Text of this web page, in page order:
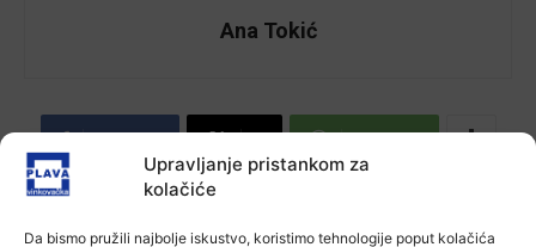
Upravljanje pristankom za
kolačiće
Da bismo pružili najbolje iskustvo, koristimo tehnologije poput kolačića
Ana Tokić
Facebook X WhatsApp